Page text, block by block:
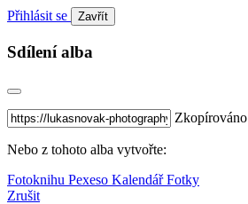
Přihlásit se Zavřít
Sdílení alba
Zkopírováno
Nebo z tohoto alba vytvořte:
Fotoknihu Pexeso KalendářFotky
Zrušit